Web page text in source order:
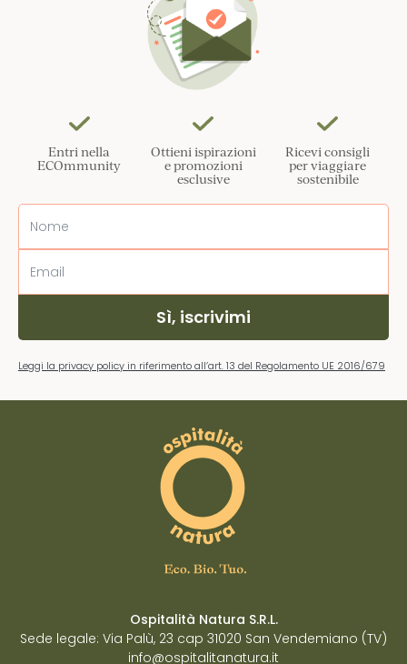
Entri nella
ECOmmunity
Ottieni ispirazioni
e promozioni
esclusive
Ricevi consigli
per viaggiare
sostenibile
Sì, iscrivimi
Leggi la privacy policy in riferimento all’art. 13 del Regolamento UE 2016/679
Ospitalità Natura S.R.L.
Sede legale: Via Palù, 23 cap 31020 San Vendemiano (TV)
info@ospitalitanatura.it